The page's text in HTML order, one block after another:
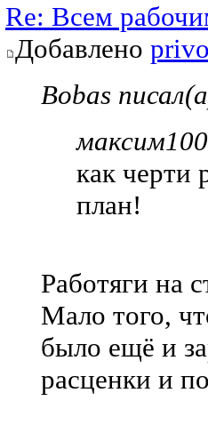
Re: Всем
Добавлено
Bobas
как черти
план!
Работяги на
Мало того,
было ещё и
расценки и